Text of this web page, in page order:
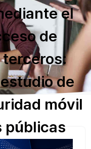
el
de
de
móvil
públicas
aplicados a